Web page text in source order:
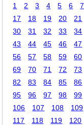
1 2 3 4 5 6 7
17
18 19 20 21
30
31 32 33 34
43
44 45 46 47
56
57 58 59 60
69
70 71 72 73
82
83 84 85 86
95
96 97 98 99
106
107 108 109
117
118 119 120